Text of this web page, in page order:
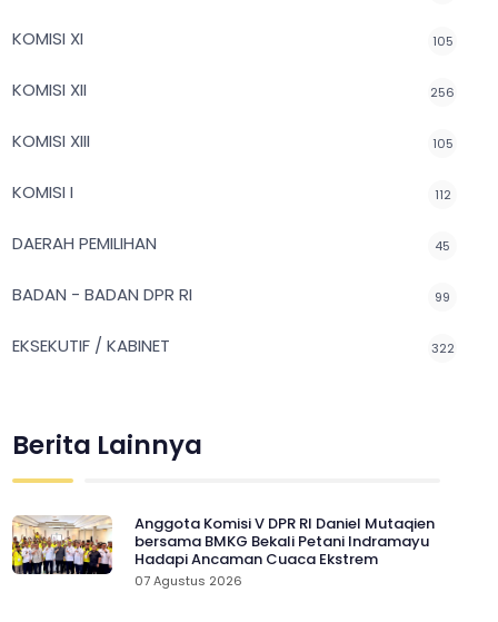
KOMISI XI 105
KOMISI XII 256
KOMISI XIII 105
KOMISI I 112
DAERAH PEMILIHAN 45
BADAN - BADAN DPR RI 99
EKSEKUTIF / KABINET 322
Berita Lainnya
Anggota Komisi V DPR RI Daniel Mutaqien
bersama BMKG Bekali Petani Indramayu
Hadapi Ancaman Cuaca Ekstrem
07 Agustus 2026